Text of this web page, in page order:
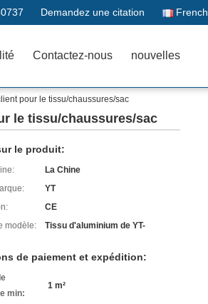
Demandez une citation French
Contactez-nous nouvelles
pour le tissu/chaussures/sac
le tissu/chaussures/sac
le produit:
La Chine
YT
CE
modèle:
Tissu d'aluminium de YT-
de paiement et expédition:
min:
1 m²